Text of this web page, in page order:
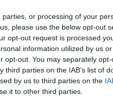
or processing of your
please use the below opt-out
opt-out request is processed
information utilized by us
opt-out. You may separately
parties on the IAB’s list of
by us to third parties on the
it to other third parties.
του Μουσείου
προσωπικές
αναφέρθηκε στην